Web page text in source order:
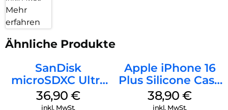
Mehr
erfahren
Ähnliche Produkte
SanDisk
microSDXC Ultra
128 GB + Adapter
Mobile
36,90€
inkl. MwSt.
Apple iPhone 16
Plus Silicone Case
MagSafe Denim
38,90€
inkl. MwSt.